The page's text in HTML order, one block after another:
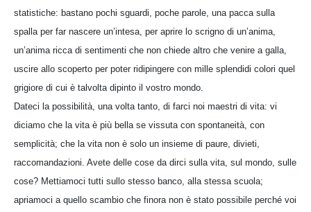
statistiche: bastano pochi sguardi, poche parole, una pacca sulla
spalla per far nascere un’intesa, per aprire lo scrigno di un’anima,
un’anima ricca di sentimenti che non chiede altro che venire a galla,
uscire allo scoperto per poter ridipingere con mille splendidi colori quel
grigiore di cui è talvolta dipinto il vostro mondo.
Dateci la possibilità, una volta tanto, di farci noi maestri di vita: vi
diciamo che la vita è più bella se vissuta con spontaneità, con
semplicità; che la vita non è solo un insieme di paure, divieti,
raccomandazioni. Avete delle cose da dirci sulla vita, sul mondo, sulle
cose? Mettiamoci tutti sullo stesso banco, alla stessa scuola;
apriamoci a quello scambio che finora non è stato possibile perché voi